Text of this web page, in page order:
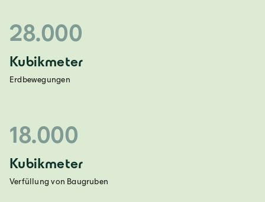
28.000
Kubikmeter
Erdbewegungen
18.000
Kubikmeter
Verfüllung von Baugruben